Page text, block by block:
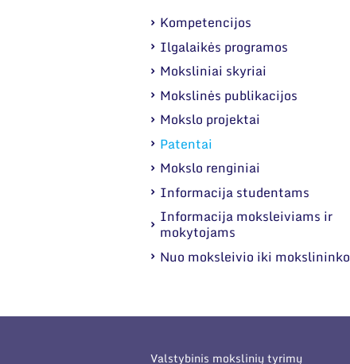
Kompetencijos
Ilgalaikės programos
Moksliniai skyriai
Mokslinės publikacijos
Mokslo projektai
Patentai
Mokslo renginiai
Informacija studentams
Informacija moksleiviams ir
mokytojams
Nuo moksleivio iki mokslininko
Valstybinis mokslinių tyrimų